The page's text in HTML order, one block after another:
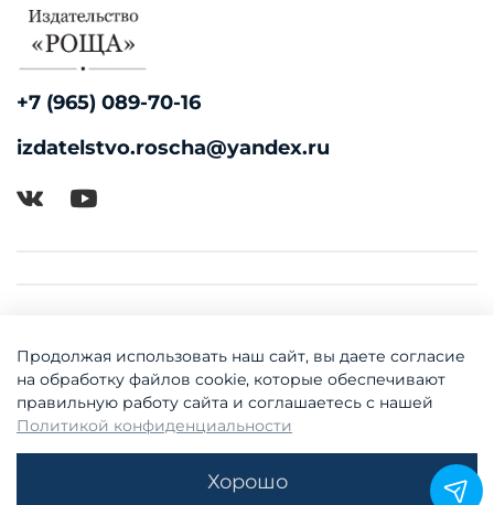
+7 (965) 089-70-16
izdatelstvo.roscha@yandex.ru
Продолжая использовать наш сайт, вы даете согласие
на обработку файлов cookie, которые обеспечивают
правильную работу сайта и соглашаетесь с нашей
Политикой конфиденциальности
Хорошо